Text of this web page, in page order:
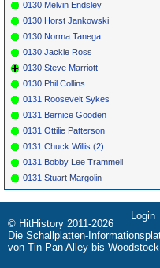
0130 Melvin Endsley
0130 Horst Jankowski
0130 Norma Tanega
0130 Jackie Ross
0130 Steve Marriott
0130 Phil Collins
0131 Roosevelt Sykes
0131 Bernice Gooden
0131 Ottilie Patterson
0131 Chuck Willis (2)
0131 Bobby Lee Trammell
0131 Stuart Margolin
Login
© HitHistory 2011-2026
Die Schallplatten-
von Tin Pan Alley bis